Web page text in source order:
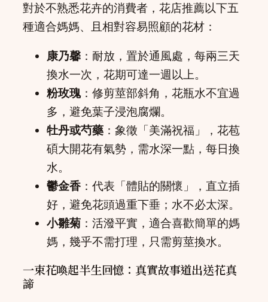
對於不熟悉花卉的消費者，花店推薦以下五
種適合媽媽、且相對容易照顧的花材：
康乃馨 ：耐放，置於通風處，每兩三天
換水一次，花期可達一週以上。
粉玫瑰：修剪莖部斜角，花瓶水不宜過
多，避免葉子浸泡腐爛。
牡丹或芍藥 ：象徵「美滿祝福」，花苞
碩大開花有氣勢，需水深一點，每日換
水。
鬱金香：代表「體貼的關懷」，直立插
好，避免花頭過重下垂；水不必太深。
小雛菊 ：活潑平實，適合喜歡簡單的媽
媽，幾乎不需打理，只需剪莖換水。
一束花喚起半生回憶：真實故事道出送花真
諦